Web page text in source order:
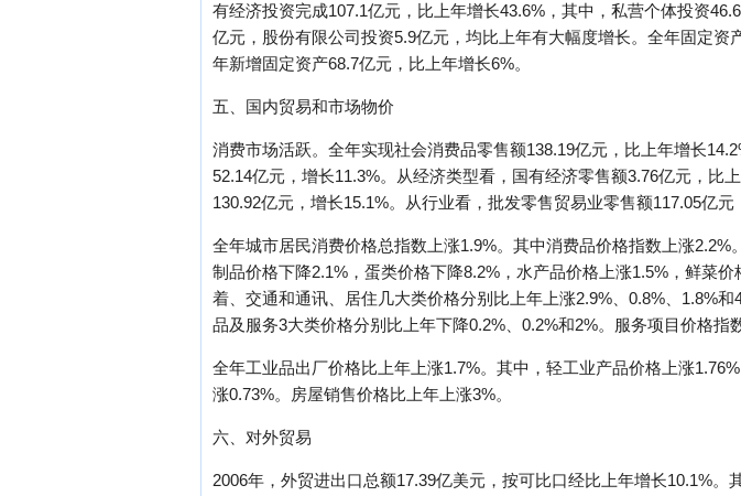
有经济投资完成107.1亿元，比上年增长43.6%，其中，私营个体投资
亿元，股份有限公司投资5.9亿元，均比上年有大幅度增长。全年固定
年新增固定资产68.7亿元，比上年增长6%。
五、国内贸易和市场物价
消费市场活跃。全年实现社会消费品零售额138.19亿元，比上年增长
52.14亿元，增长11.3%。从经济类型看，国有经济零售额3.76亿元，比
130.92亿元，增长15.1%。从行业看，批发零售贸易业零售额117.05亿
全年城市居民消费价格总指数上涨1.9%。其中消费品价格指数上涨
制品价格下降2.1%，蛋类价格下降8.2%，水产品价格上涨1.5%，鲜菜
着、交通和通讯、居住几大类价格分别比上年上涨2.9%、0.8%、1.8%
品及服务3大类价格分别比上年下降0.2%、0.2%和2%。服务项目价格指
全年工业品出厂价格比上年上涨1.7%。其中，轻工业产品价格上涨
涨0.73%。房屋销售价格比上年上涨3%。
六、对外贸易
2006年，外贸进出口总额17.39亿美元，按可比口经比上年增长10.1%